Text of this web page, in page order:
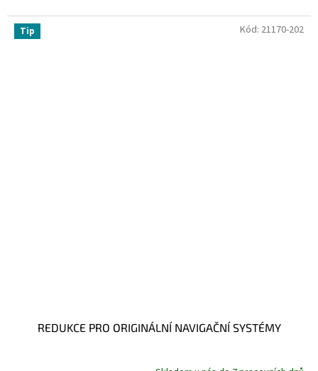
Tip
REDUKCE PRO ORIGINÁLNÍ NAVIGAČNÍ SYSTÉMY
Kód: 21170-202